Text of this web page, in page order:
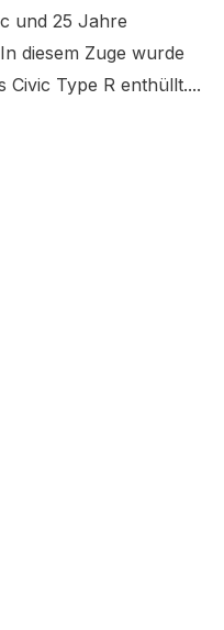
und 25 Jahre
diesem Zuge wurde
Civic Type R enthüllt....